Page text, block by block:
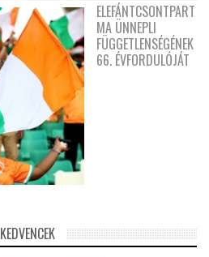
ELEFÁNTCSONTPART
MA ÜNNEPLI
FÜGGETLENSÉGÉNEK
66. ÉVFORDULÓJÁT
KEDVENCEK